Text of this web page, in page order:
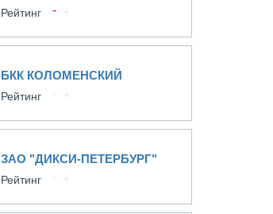
Рейтинг
БКК КОЛОМЕНСКИЙ
Рейтинг
ЗАО "ДИКСИ-ПЕТЕРБУРГ"
Рейтинг